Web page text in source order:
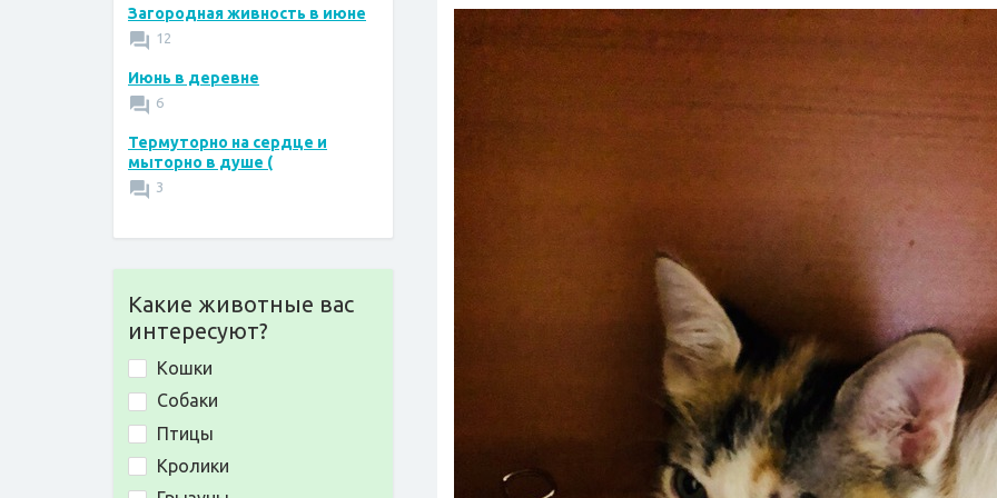
Загородная живность в июне
12
Июнь в деревне
6
Термуторно на сердце и
мыторно в душе (
3
Какие животные вас
интересуют?
Кошки
Собаки
Птицы
Кролики